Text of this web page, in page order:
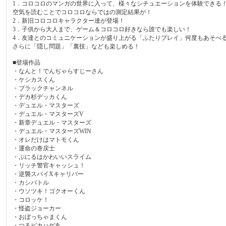
1．コロコロのマンガの世界に入って、様々なシチュエーションを体験できる！
空気を読むことでコロコロならではの測定結果が！
2．新旧コロコロキャラクター達が登場！
3．子供から大人まで、ゲーム＆コロコロ好きなら誰でも楽しい！
4．友達とのコミュニケーションが盛り上がる「ふたりプレイ」何度もあそべ
さらに「隠し問題」「裏技」なども楽しめる！
■登場作品
・なんと！でんぢゃらすじーさん
・ケシカスくん
・ブラックチャンネル
・デカ杉デッカくん
・デュエル・マスターズ
・デュエル・マスターズV
・新章デュエル・マスターズ
・デュエル・マスターズWIN
・オレだけはマトモくん
・運命の巻戻士
・ぷにるはかわいいスライム
・リッチ警官キャッシュ！
・逆襲スパイXキャリバー
・カシバトル
・ウソツキ！ゴクオーくん
・コロッケ！
・怪盗ジョーカー
・おぼっちゃまくん